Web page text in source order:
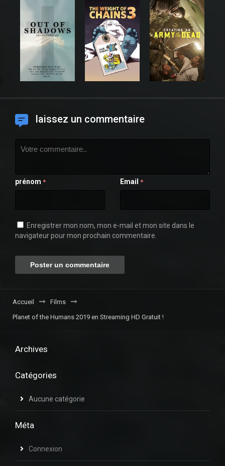
laissez un commentaire
prénom * Email *
Enregistrer mon nom, mon e-mail et mon site dans le
navigateur pour mon prochain commentaire.
Accueil
Films
Planet of the Humans 2019 en Streaming HD Gratuit !
Archives
Catégories
Aucune catégorie
Méta
Connexion